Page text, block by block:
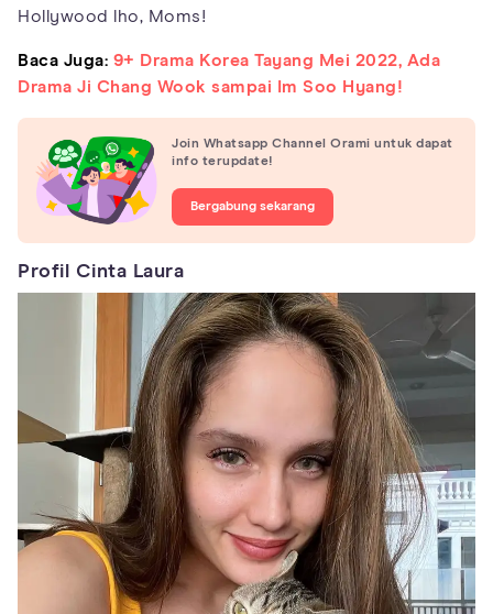
Hollywood lho, Moms!
Baca Juga: 9+ Drama Korea Tayang Mei 2022, Ada
Drama Ji Chang Wook sampai Im Soo Hyang!
Join Whatsapp Channel Orami untuk dapat
info terupdate!
Bergabung sekarang
Profil Cinta Laura